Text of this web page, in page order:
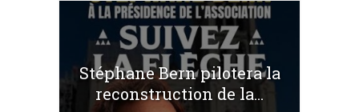
Stéphane Bern pilotera la
reconstruction de la...